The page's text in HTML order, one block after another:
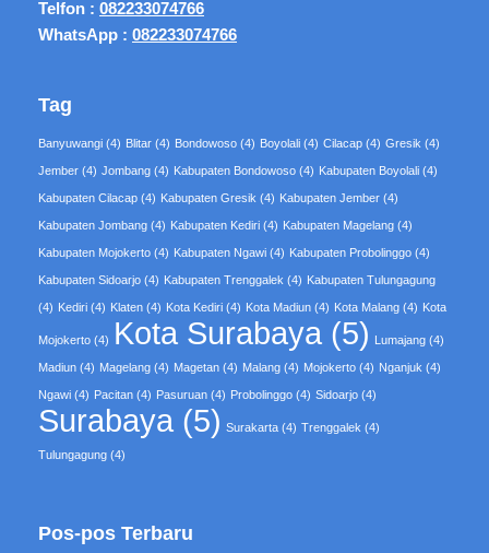
Telfon : 082233074766
WhatsApp : 082233074766
Tag
Banyuwangi (4) Blitar (4) Bondowoso (4) Boyolali (4) Cilacap (4) Gresik (4)
Jember (4) Jombang (4) Kabupaten Bondowoso (4) Kabupaten Boyolali (4)
Kabupaten Cilacap (4) Kabupaten Gresik (4) Kabupaten Jember (4)
Kabupaten Jombang (4) Kabupaten Kediri (4) Kabupaten Magelang (4)
Kabupaten Mojokerto (4) Kabupaten Ngawi (4) Kabupaten Probolinggo (4)
Kabupaten Sidoarjo (4) Kabupaten Trenggalek (4) Kabupaten Tulungagung
(4) Kediri (4) Klaten (4) Kota Kediri (4) Kota Madiun (4) Kota Malang (4) Kota
Mojokerto (4) Kota Surabaya (5) Lumajang (4)
Madiun (4) Magelang (4) Magetan (4) Malang (4) Mojokerto (4) Nganjuk (4)
Ngawi (4) Pacitan (4) Pasuruan (4) Probolinggo (4) Sidoarjo (4)
Surabaya (5) Surakarta (4) Trenggalek (4)
Tulungagung (4)
Pos-pos Terbaru